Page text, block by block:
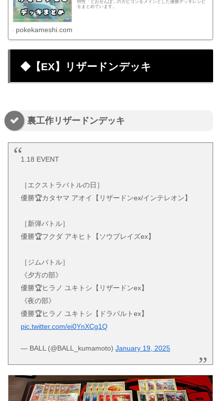
特性「とおせんぼ」のカビゴンをメインとした優勝デッキレシピ
をまとめています。
pokekameshi.com
◆【EX】リザードンデッキ
裏工作リザードンデッキ
1.18 EVENT
［エクストラバトルの日］
優勝🏆カタヤマ アオイ【リザードンex/インテレオン】
［新弾バトル］
優勝🏆フクダ アキヒト【ソウブレイズex】
［ジムバトル］
《夕方の部》
優勝🏆ヒラノ ユキトシ【リザードンex】
《夜の部》
優勝🏆ヒラノ ユキトシ【ドラパルトex】
pic.twitter.com/ei0YnXCg1Q
— BALL (@BALL_kumamoto)January 19, 2025